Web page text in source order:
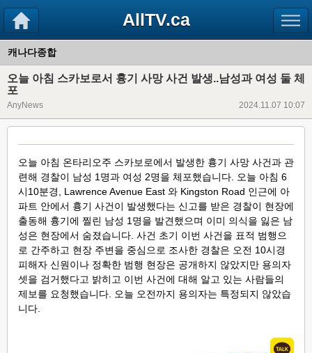
AllTV.ca
캐나다종합
오늘 아침 스카보로서 흉기 사망 사건 발생..남성과 여성 둘 체
포
AnyNews 2024.11.07 10:07
오늘 아침 온타리오주 스카보로에서 발생한 흉기 사망 사건과 관
련해 경찰이 남성 1명과 여성 2명을 체포했습니다. 오늘 아침 6
시10분경, Lawrence Avenue East 와 Kingston Road 인근에 아
파트 안에서 흉기 사건이 발생했다는 신고를 받은 경찰이 현장에
출동해 흉기에 찔린 남성 1명을 발견했으며 이미 의식을 잃은 남
성은 현장에서 숨졌습니다. 사건 초기 이번 사건을 표적 범행으
로 간주하고 현장 주변을 중심으로 조사한 경찰은 오전 10시경
피해자 신원이나 정확한 범행 현장은 공개하지 않았지만 용의자
셋을 검거했다고 밝히고 이번 사건에 대해 알고 있는 사람들의
제보를 요청했습니다. 오늘 오전까지 용의자는 특정되지 않았습
니다.